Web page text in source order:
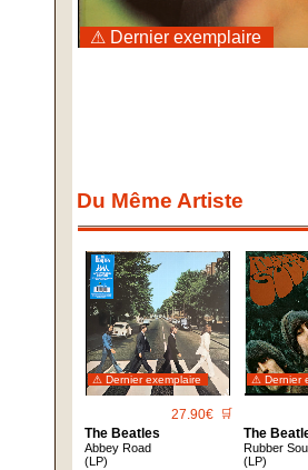
⚠ Dernier exemplaire
Du Même Artiste
⚠ Dernier exemplaire
27.90€ 🛒
The Beatles
Abbey Road
(LP)
⚠ Dernier
The
Rubber
(LP)